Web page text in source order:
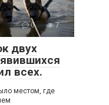
0 7
двух
всех.
местом, где